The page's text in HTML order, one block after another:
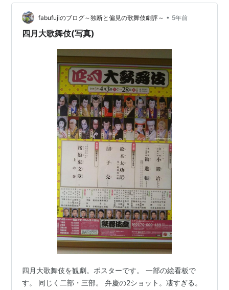
fabufujiのブログ～独断と偏見の歌舞伎劇評～ • 5年前
四月大歌舞伎(写真)
四月大歌舞伎を観劇。ポスターです。 一部の絵看板で
す。 同じく二部・三部。 弁慶の2ショット。凄すぎる。